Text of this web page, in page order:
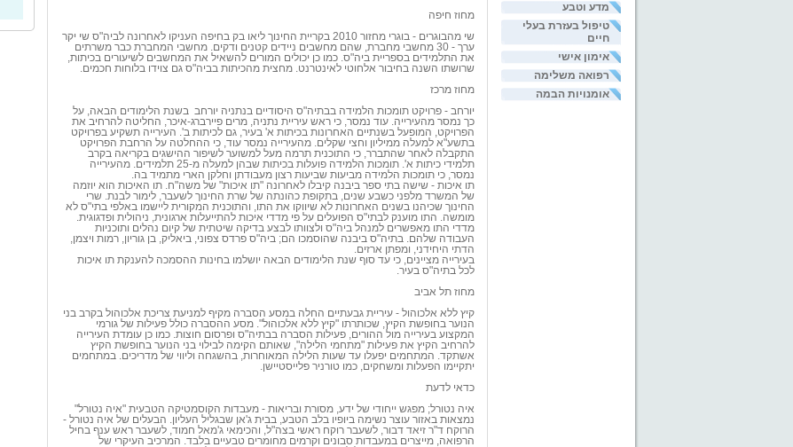
מדע וטבע
טיפול בעזרת בעלי
חיים
אימון אישי
רפואה משלימה
אומנויות הבמה
מחוז חיפה
שי מהבוגרים - בוגרי מחזור 2010 בקריית החינוך ליאו בק בחיפה העניקו לאחרונה לביה"ס שי יקר
ערך - 30 מחשבי מחברת, שהם מחשבים ניידים קטנים ודקים. מחשבי המחברת כבר משרתים
את התלמידים בספריית ביה"ס. כמו כן יכולים המורים להשאיל את המחשבים לשיעורים בכיתות,
שרושתו השנה בחיבור אלחוטי לאינטרנט. מחצית מהכיתות בביה"ס גם צוידו בלוחות חכמים.
מחוז מרכז
יורחב - פרויקט תומכות הלמידה בבתיה"ס היסודיים בנתניה יורחב בשנת הלימודים הבאה, על
כך נמסר מהעירייה. עוד נמסר, כי ראש עיריית נתניה, מרים פיירברג-איכר, החליטה להרחיב את
הפרויקט, המופעל בשנתיים האחרונות בכיתות א' בעיר, גם לכיתות ב'. העירייה תשקיע בפרויקט
בתשע"א למעלה ממיליון וחצי שקלים. מהעירייה נמסר עוד, כי ההחלטה על הרחבת הפרויקט
התקבלה לאחר שהתברר, כי התוכנית תרמה מעל למשוער לשיפור ההישגים בקריאה בקרב
תלמידי כיתות א'. תומכות הלמידה פועלות בכיתות שבהן למעלה מ-25 תלמידים. מהעירייה
נמסר, כי תומכות הלמידה מביעות שביעות רצון מעבודתן וחלקן הארי מתמיד בה.
תו איכות - שישה בתי ספר ביבנה קיבלו לאחרונה "תו איכות" של משה"ח. תו האיכות הוא יוזמה
של המשרד מלפני כשבע שנים, בתקופת כהונתה של שרת החינוך לשעבר, לימור לבנת. שרי
החינוך שכיהנו בשנים האחרונות לא שיווקו את התו, והתוכנית המקורית ליישמו באלפי בתי"ס לא
מומשה. התו מוענק לבתי"ס הפועלים על פי מדדי איכות להתייעלות ארגונית, ניהולית ופדגוגית.
מדדי התו מאפשרים למנהל ביה"ס ולצוותו לבצע בדיקה שיטתית של קיום נהלים ותוכניות
העבודה שלהם. בתיה"ס ביבנה שהוסמכו הם; ביה"ס פרדס צפוני, ביאליק, בן גוריון, רמות ויצמן,
הדתי היחידני, ומפתן ארזים.
בעירייה מציינים, כי עד סוף שנת הלימודים הבאה יושלמו בחינות ההסמכה להענקת תו איכות
לכל בתיה"ס בעיר.
מחוז תל אביב
קיץ ללא אלכוהול - עיריית גבעתיים החלה במסע הסברה מקיף למניעת צריכת אלכוהול בקרב בני
הנוער בחופשת הקיץ, שכותרתו "קיץ ללא אלכוהול". מסע ההסברה כולל פעילות של גורמי
המקצוע בעירייה מול ההורים, פעילות הסברה בבתיה"ס ופרסום חוצות. כמו כן עומדת העירייה
להרחיב הקיץ את פעילות "מתחמי הלילה", שאותם הקימה לבילוי בני הנוער בחופשת הקיץ
אשתקד. המתחמים יפעלו עד שעות הלילה המאוחרות, בהשגחה וליווי של מדריכים. במתחמים
יתקיימו הפעלות ומשחקים, כמו טורניר פלייסטיישן.
כדאי לדעת
איה נטורל; מפגש ייחודי של ידע, מסורת ובריאות - מעבדות הקוסמטיקה הטבעית "איה נטורל"
נמצאות באזור עוצר נשימה ביופיו בלב הטבע, בבית ג'אן שבגליל העליון. הבעלים של איה נטורל -
הרוקח ד"ר זיאד דבור, לשעבר רוקח ראשי בצה"ל, והכימאי ג'מאל חמוד, לשעבר ראש ענף בחיל
הרפואה, מייצרים במעבדות סבונים וקרמים מחומרים טבעיים בלבד. המרכיב העיקרי של